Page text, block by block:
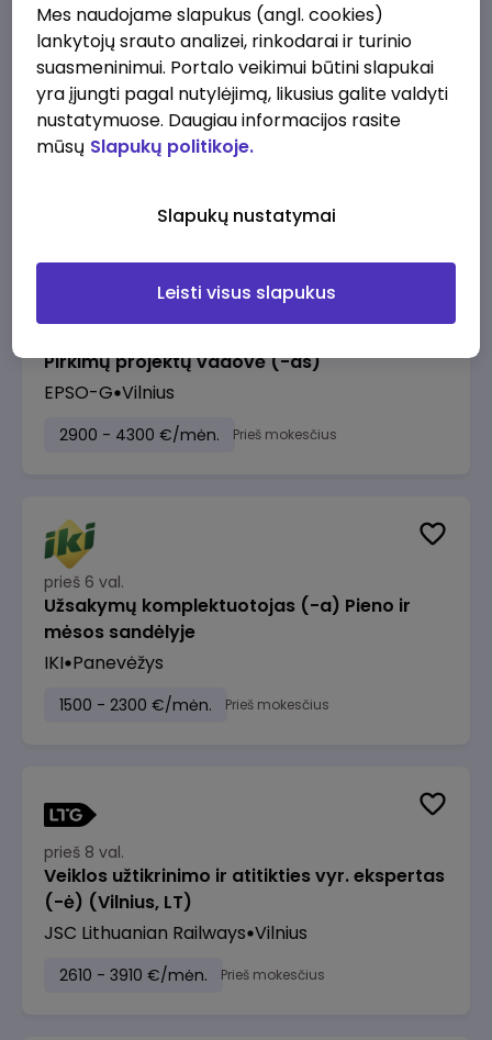
prieš 5 val.
IT sprendimų architektas (-ė) (Vilnius, LT)
JSC Lithuanian Railways
Pirkimų projektų vadovė (-as)
EPSO-G Vilnius
2900 - 4300 €/mėn. Prieš mokesčius
prieš 6 val.
Užsakymų komplektuotojas (-a) Pieno ir
mėsos sandėlyje
IKI Panevėžys
1500 - 2300 €/mėn. Prieš mokesčius
prieš 8 val.
Veiklos užtikrinimo ir atitikties vyr. ekspertas
(-ė) (Vilnius, LT)
JSC Lithuanian Railways Vilnius
2610 - 3910 €/mėn. Prieš mokesčius
Mes naudojame slapukus (angl. cookies)
lankytojų srauto analizei, rinkodarai ir turinio
suasmeninimui. Portalo veikimui būtini slapukai
yra įjungti pagal nutylėjimą, likusius galite valdyti
nustatymuose. Daugiau informacijos rasite
mūsų Slapukų politikoje.
Slapukų nustatymai
Leisti visus slapukus